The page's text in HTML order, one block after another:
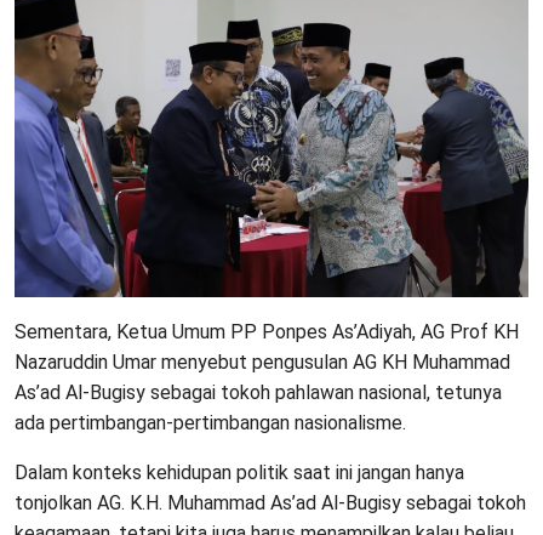
Sementara, Ketua Umum PP Ponpes As’Adiyah, AG Prof KH
Nazaruddin Umar menyebut pengusulan AG KH Muhammad
As’ad Al-Bugisy sebagai tokoh pahlawan nasional, tetunya
ada pertimbangan-pertimbangan nasionalisme.
Dalam konteks kehidupan politik saat ini jangan hanya
tonjolkan AG. K.H. Muhammad As’ad Al-Bugisy sebagai tokoh